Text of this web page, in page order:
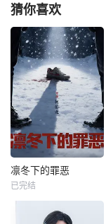
猜你喜欢
凛冬下的罪恶
已完结